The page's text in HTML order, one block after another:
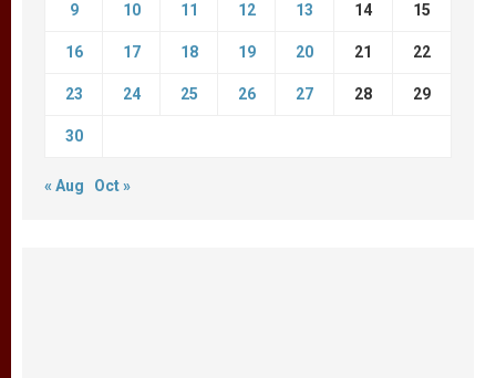
9 10 11 12 13 14 15
16 17 18 19 20 21 22
23 24 25 26 27 28 29
30
« Aug Oct »